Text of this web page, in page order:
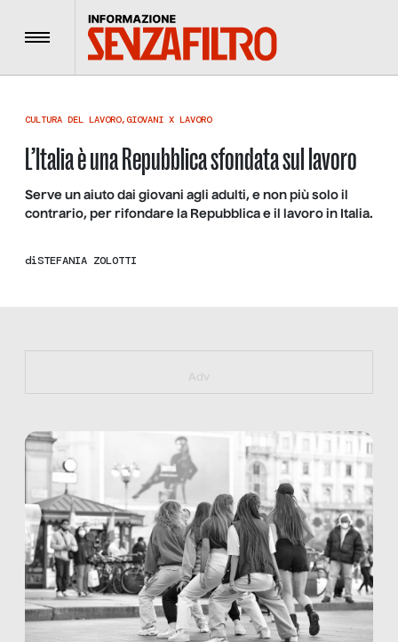
Menu
CULTURA DEL LAVORO,GIOVANI X LAVORO
L’Italia è una Repubblica sfondata sul lavoro
Serve un aiuto dai giovani agli adulti, e non più solo il
contrario, per rifondare la Repubblica e il lavoro in Italia.
diSTEFANIA ZOLOTTI
https://bit.ly/muster_aggiornamento
Adv